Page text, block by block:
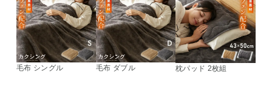
毛布 シングル 毛布 ダブル 枕パッド 2枚組